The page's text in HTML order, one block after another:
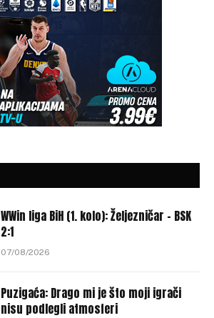
WWin liga BiH (1. kolo): Željezničar – BSK
2:1
07/08/2026
Puzigaća: Drago mi je što moji igrači
nisu podlegli atmosferi